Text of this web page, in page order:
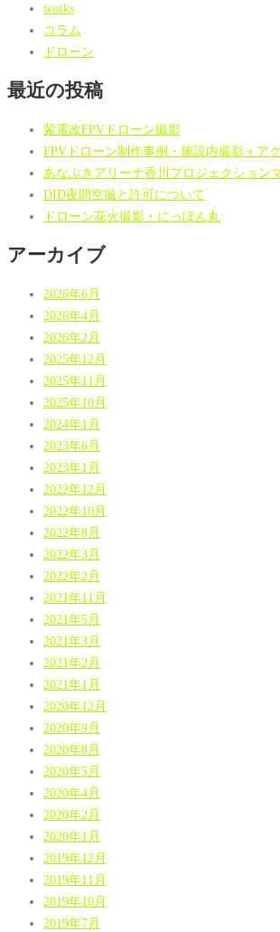
works
コラム
ドローン
最近の投稿
紫電改FPVドローン撮影
FPVドローン制作事例・施設内撮影＋ア
あなぶきアリーナ香川プロジェクション
DID夜間空撮と許可について
ドローン花火撮影・にっぽん丸
アーカイブ
2026年6月
2026年4月
2026年2月
2025年12月
2025年11月
2025年10月
2024年1月
2023年6月
2023年1月
2022年12月
2022年10月
2022年8月
2022年3月
2022年2月
2021年11月
2021年5月
2021年3月
2021年2月
2021年1月
2020年12月
2020年9月
2020年8月
2020年5月
2020年4月
2020年2月
2020年1月
2019年12月
2019年11月
2019年10月
2019年7月